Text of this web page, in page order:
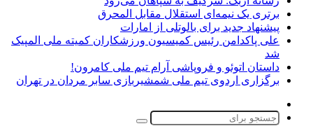
برتری یک نیمه‌ای استقلال مقابل المحرق
پیشنهاد جدید برای بالوتلی از امارات
علی پاکدامن رئیس کمیسیون ورزشکاران کمیته ملی المپیک
شد
داستان اتوئو و فروپاشی آرام تیم ملی کامرون!
برگزاری اردوی تیم ملی شمشیربازی سابر مردان در تهران
پوسته
جستجو